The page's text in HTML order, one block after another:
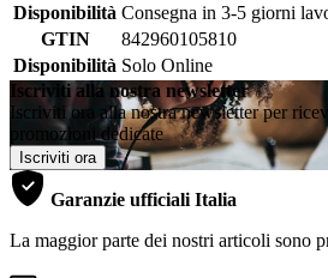
Disponibilità Consegna in 3-5 giorni
GTIN
842960105810
Disponibilità Solo Online
Iscriviti alla nostra newsletter
Iscriviti ora alla nostra newsletter per
promozioni dedicate
Iscriviti ora
Garanzie ufficiali Italia
La maggior parte dei nostri articoli sono